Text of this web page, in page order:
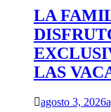
LA
LAS
agosto 3, 2026